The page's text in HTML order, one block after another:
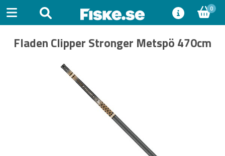
0
Fladen Clipper Stronger Metspö 470cm